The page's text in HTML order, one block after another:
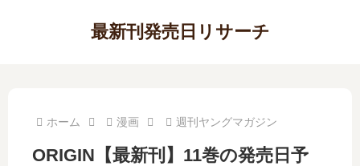
最新刊発売日リサーチ
ホーム 漫画 週刊ヤングマガジン
ORIGIN【最新刊】11巻の発売日予